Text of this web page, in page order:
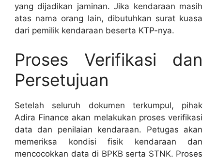
yang dijadikan jaminan. Jika kendaraan masih
atas nama orang lain, dibutuhkan surat kuasa
dari pemilik kendaraan beserta KTP-nya.
Proses Verifikasi dan
Persetujuan
Setelah seluruh dokumen terkumpul, pihak
Adira Finance akan melakukan proses verifikasi
data dan penilaian kendaraan. Petugas akan
memeriksa kondisi fisik kendaraan dan
mencocokkan data di BPKB serta STNK. Proses